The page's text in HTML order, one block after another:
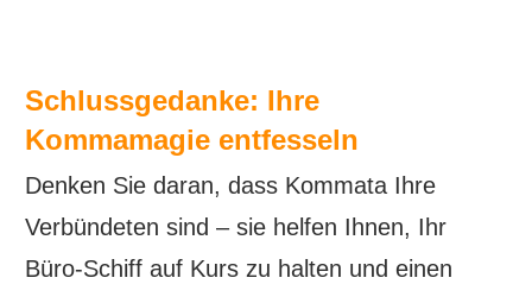
Schlussgedanke: Ihre
Kommamagie entfesseln
Denken Sie daran, dass Kommata Ihre
Verbündeten sind – sie helfen Ihnen, Ihr
Büro-Schiff auf Kurs zu halten und einen